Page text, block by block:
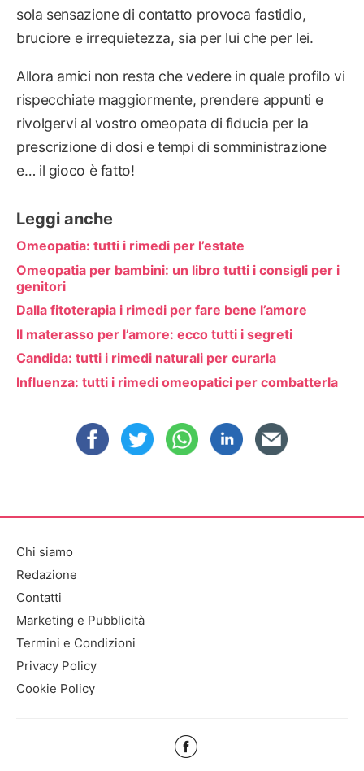
sola sensazione di contatto provoca fastidio,
bruciore e irrequietezza, sia per lui che per lei.
Allora amici non resta che vedere in quale profilo vi
rispecchiate maggiormente, prendere appunti e
rivolgervi al vostro omeopata di fiducia per la
prescrizione di dosi e tempi di somministrazione
e… il gioco è fatto!
Leggi anche
Omeopatia: tutti i rimedi per l’estate
Omeopatia per bambini: un libro tutti i consigli per i
genitori
Dalla fitoterapia i rimedi per fare bene l’amore
Il materasso per l’amore: ecco tutti i segreti
Candida: tutti i rimedi naturali per curarla
Influenza: tutti i rimedi omeopatici per combatterla
Chi siamo
Redazione
Contatti
Marketing e Pubblicità
Termini e Condizioni
Privacy Policy
Cookie Policy